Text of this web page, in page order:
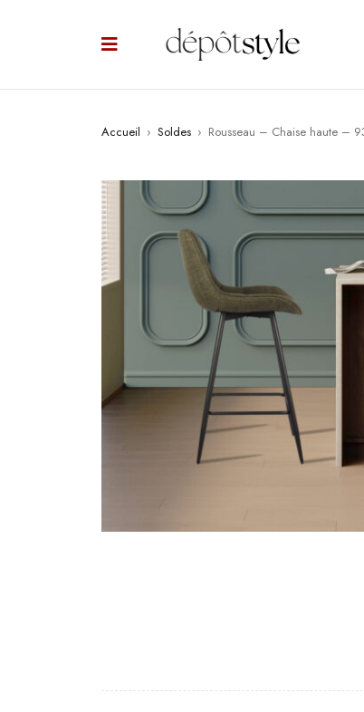
Accueil › Soldes › Rousseau – Chaise haute –